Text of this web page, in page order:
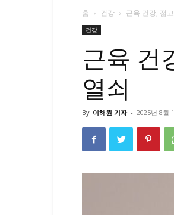
홈 건강 근육 건강, 젊
건강
근육 건
열쇠
By 이해원 기자 - 2025년 8월